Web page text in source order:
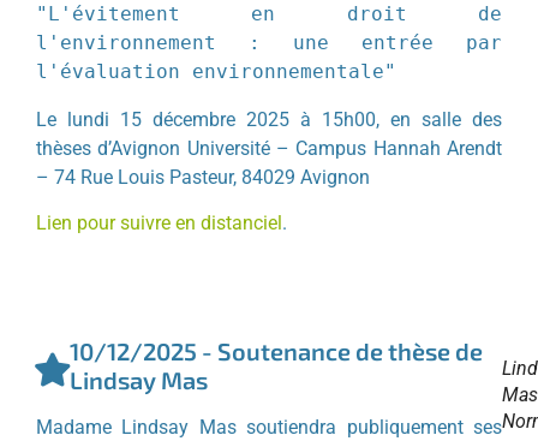
"L'évitement en droit de
l'environnement : une entrée par
l'évaluation environnementale"
Le lundi 15 décembre 2025 à 15h00, en salle des
thèses d’Avignon Université – Campus Hannah Arendt
– 74 Rue Louis Pasteur, 84029 Avignon
Lien pour suivre en distanciel.
10/12/2025 - Soutenance de thèse de
Lindsay Mas
Madame Lindsay Mas soutiendra publiquement ses